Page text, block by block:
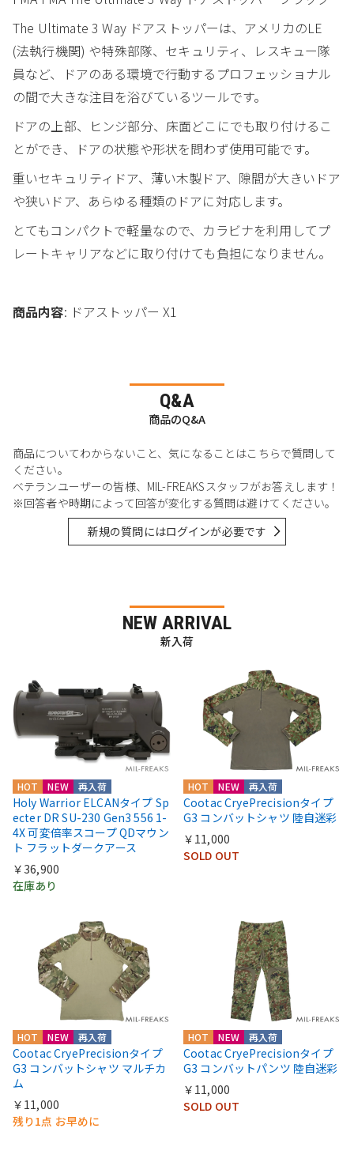
The Ultimate 3 Way ドアストッパーは、アメリカのLE
(法執行機関) や特殊部隊、セキュリティ、レスキュー隊
員など、ドアのある環境で行動するプロフェッショナル
の間で大きな注目を浴びているツールです。
ドアの上部、ヒンジ部分、床面どこにでも取り付けるこ
とができ、ドアの状態や形状を問わず使用可能です。
重いセキュリティドア、薄い木製ドア、隙間が大きいドア
や狭いドア、あらゆる種類のドアに対応します。
とてもコンパクトで軽量なので、カラビナを利用してプ
レートキャリアなどに取り付けても負担になりません。
商品内容: ドアストッパー X1
Q&A
商品のQ&A
商品についてわからないこと、気になることはこちらで質問して
ください。
ベテランユーザーの皆様、MIL-FREAKSスタッフがお答えします！
※回答者や時期によって回答が変化する質問は避けてください。
新規の質問にはログインが必要です
NEW ARRIVAL
新入荷
HOT NEW 再入荷
Holy Warrior ELCANタイプ Sp
ecter DR SU-230 Gen3 556 1-
4X 可変倍率スコープ QDマウン
ト フラットダークアース
￥36,900
在庫あり
HOT NEW 再入荷
Cootac CryePrecisionタイプ
G3 コンバットシャツ 陸自迷彩
￥11,000
SOLD OUT
HOT NEW 再入荷
Cootac CryePrecisionタイプ
G3 コンバットシャツ マルチカ
ム
￥11,000
残り1点 お早めに
HOT NEW 再入荷
Cootac CryePrecisionタイプ
G3 コンバットパンツ 陸自迷彩
￥11,000
SOLD OUT